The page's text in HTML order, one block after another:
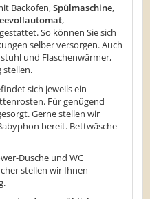
Backofen,Spülmaschine,
,
So können Sie sich
selber versorgen. Auch
und Flaschenwärmer,
stellen.
sich jeweils ein
Für genügend
Gerne stellen wir
bereit. Bettwäsche
Dusche und WC
stellen wir Ihnen